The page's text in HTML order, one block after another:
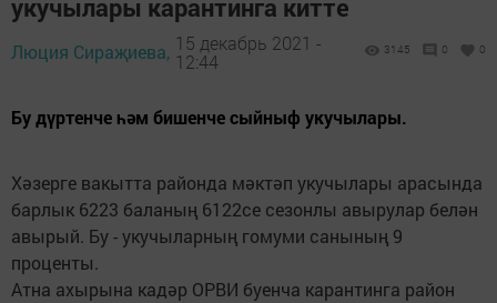
укучылары карантинга китте
Люция Сираҗиева, 15 декабрь 2021 -
12:44
3145 0 0
Бу дүртенче һәм бишенче сыйныф укучылары.
Хәзерге вакытта районда мәктәп укучылары арасында
барлык 6223 баланың 6122се сезонлы авырулар белән
авырый. Бу - укучыларның гомуми санының 9
проценты.
Атна ахырына кадәр ОРВИ буенча карантинга район